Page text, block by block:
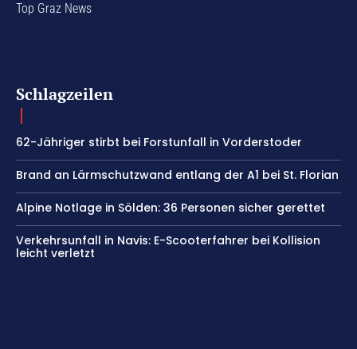
Top Graz News
Schlagzeilen
62-Jähriger stirbt bei Forstunfall in Vorderstoder
Brand an Lärmschutzwand entlang der A1 bei St. Florian
Alpine Notlage in Sölden: 36 Personen sicher gerettet
Verkehrsunfall in Navis: E-Scooterfahrer bei Kollision
leicht verletzt